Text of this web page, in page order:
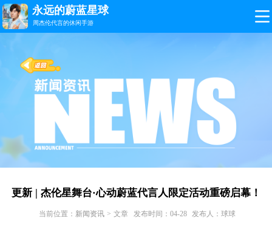
永远的蔚蓝星球
周杰伦代言的休闲手游
更新 | 杰伦星舞台·心动蔚蓝代言人限定活动重磅启幕！
当前位置： 新闻资讯 > 文章 发布时间：04-28 发布人：球球